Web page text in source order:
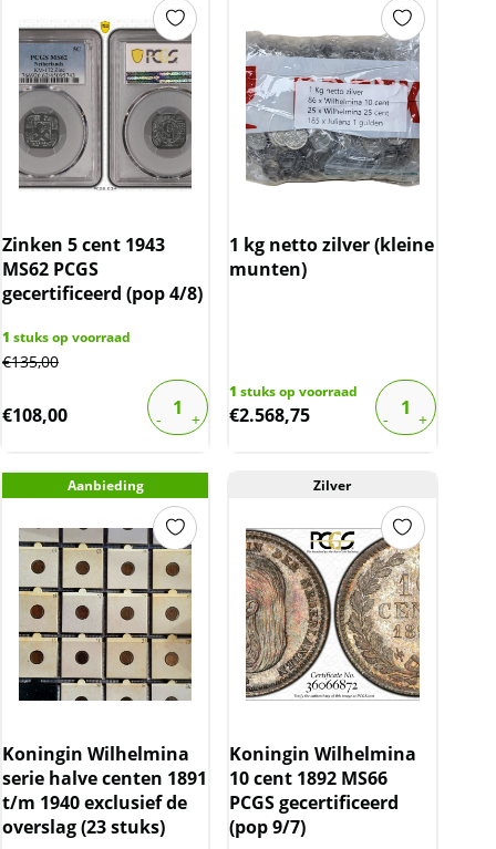
Zinken 5 cent 1943
MS62 PCGS
gecertificeerd (pop 4/8)
1 stuks op voorraad
€135,00
€108,00
1 kg netto zilver (kleine
munten)
1 stuks op voorraad
€2.568,75
Aanbieding
Koningin Wilhelmina
serie halve centen 1891
t/m 1940 exclusief de
overslag (23 stuks)
Zilver
Koningin Wilhelmina
10 cent 1892 MS66
PCGS gecertificeerd
(pop 9/7)